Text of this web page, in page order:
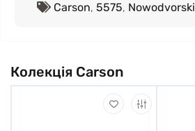
Carson, 5575, Nowodvorski
Колекція Carson